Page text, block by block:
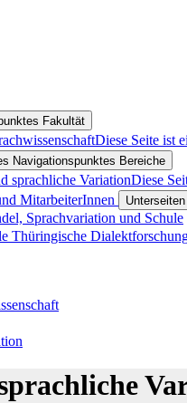
Fakultät
Diese Seite ist
Navigationspunktes Bereiche
sprachliche VariationDiese
MitarbeiterInnen
Sprachvariation und Schule
Thüringische